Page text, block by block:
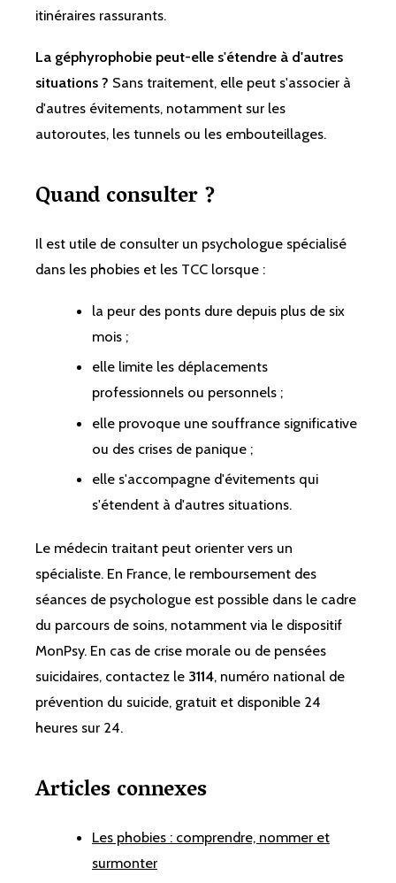
itinéraires rassurants.
La géphyrophobie peut-elle s'étendre à d'autres
situations ? Sans traitement, elle peut s'associer à
d'autres évitements, notamment sur les
autoroutes, les tunnels ou les embouteillages.
Quand consulter ?
Il est utile de consulter un psychologue spécialisé
dans les phobies et les TCC lorsque :
la peur des ponts dure depuis plus de six
mois ;
elle limite les déplacements
professionnels ou personnels ;
elle provoque une souffrance significative
ou des crises de panique ;
elle s'accompagne d'évitements qui
s'étendent à d'autres situations.
Le médecin traitant peut orienter vers un
spécialiste. En France, le remboursement des
séances de psychologue est possible dans le cadre
du parcours de soins, notamment via le dispositif
MonPsy. En cas de crise morale ou de pensées
suicidaires, contactez le 3114, numéro national de
prévention du suicide, gratuit et disponible 24
heures sur 24.
Articles connexes
Les phobies : comprendre, nommer et
surmonter